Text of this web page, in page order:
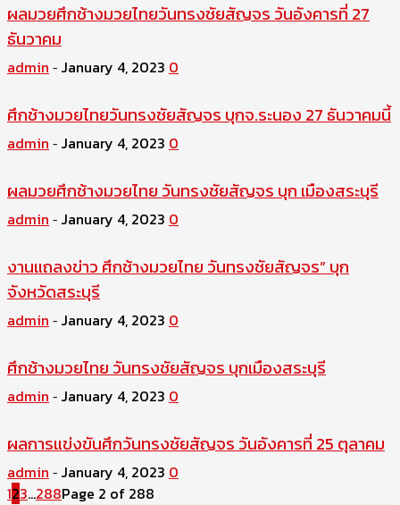
ผลมวยศึกช้างมวยไทยวันทรงชัยสัญจร วันอังคารที่ 27
ธันวาคม
admin - January 4, 2023 0
ศึกช้างมวยไทยวันทรงชัยสัญจร บุกจ.ระนอง 27 ธันวาคมนี้
admin - January 4, 2023 0
ผลมวยศึกช้างมวยไทย วันทรงชัยสัญจร บุก เมืองสระบุรี
admin - January 4, 2023 0
งานแถลงข่าว ศึกช้างมวยไทย วันทรงชัยสัญจร” บุก
จังหวัดสระบุรี
admin - January 4, 2023 0
ศึกช้างมวยไทย วันทรงชัยสัญจร บุกเมืองสระบุรี
admin - January 4, 2023 0
ผลการแข่งขันศึกวันทรงชัยสัญจร วันอังคารที่ 25 ตุลาคม
admin - January 4, 2023 0
123...288Page 2 of 288